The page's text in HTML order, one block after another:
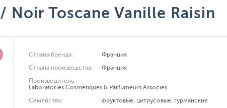
/ Noir Toscane Vanille Raisin
Страна бренда:
Франция
Страна производства:
Франция
Производитель:
Laboratories Cosmetiques & Parfumeurs Associes
Семейство:
фруктовые, цитрусовые, гурманские